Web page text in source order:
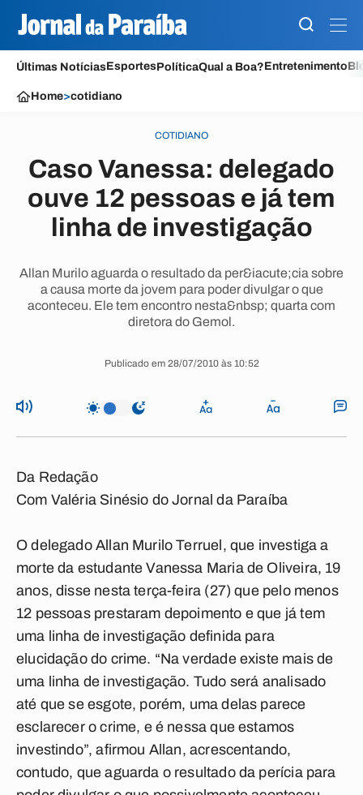
Últimas NotíciasEsportesPolíticaQual a Boa?Entretenimento
Home>cotidiano
COTIDIANO
Caso Vanessa: delegado
ouve 12 pessoas e já tem
linha de investigação
Allan Murilo aguarda o resultado da per&iacute;cia sobre
a causa morte da jovem para poder divulgar o que
aconteceu. Ele tem encontro nesta&nbsp; quarta com
diretora do Gemol.
Publicado em 28/07/2010 às 10:52
Da Redação
Com Valéria Sinésio do Jornal da Paraíba
O delegado Allan Murilo Terruel, que investiga a
morte da estudante Vanessa Maria de Oliveira, 19
anos, disse nesta terça-feira (27) que pelo menos
12 pessoas prestaram depoimento e que já tem
uma linha de investigação definida para
elucidação do crime. “Na verdade existe mais de
uma linha de investigação. Tudo será analisado
até que se esgote, porém, uma delas parece
esclarecer o crime, e é nessa que estamos
investindo”, afirmou Allan, acrescentando,
contudo, que aguarda o resultado da perícia para